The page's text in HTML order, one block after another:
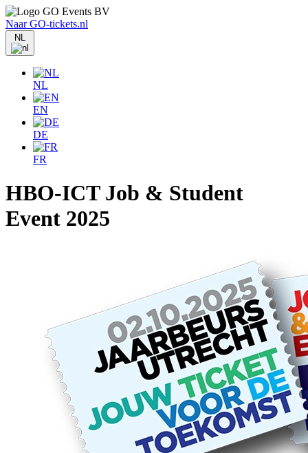
Naar GO-tickets.nl
NL
NL
EN
DE
FR
HBO-ICT Job & Student
Event 2025